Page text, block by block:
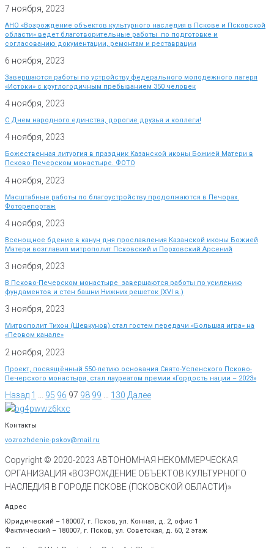
7 ноября, 2023
АНО «Возрождение объектов культурного наследия в Пскове и Псковской
области» ведет благотворительные работы по подготовке и
согласованию документации, ремонтам и реставрации
6 ноября, 2023
Завершаются работы по устройству федерального молодежного лагеря
«Истоки» с круглогодичным пребыванием 350 человек
4 ноября, 2023
С Днем народного единства, дорогие друзья и коллеги!
4 ноября, 2023
Божественная литургия в праздник Казанской иконы Божией Матери в
Псково-Печерском монастыре. ФОТО
4 ноября, 2023
Масштабные работы по благоустройству продолжаются в Печорах.
Фоторепортаж
4 ноября, 2023
Всенощное бдение в канун дня прославления Казанской иконы Божией
Матери возглавил митрополит Псковский и Порховский Арсений
3 ноября, 2023
В Псково-Печерском монастыре завершаются работы по усилению
фундаментов и стен башни Нижних решеток (XVI в.)
3 ноября, 2023
Митрополит Тихон (Шевкунов) стал гостем передачи «Большая игра» на
«Первом канале»
2 ноября, 2023
Проект, посвящённый 550-летию основания Свято-Успенского Псково-
Печерского монастыря, стал лауреатом премии «Гордость нации – 2023»
Назад 1 95 96 97 98 99 130 Далее
Контакты
vozrozhdenie-pskov@mail.ru
Copyright © 2020-2023 АВТОНОМНАЯ НЕКОММЕРЧЕСКАЯ
ОРГАНИЗАЦИЯ «ВОЗРОЖДЕНИЕ ОБЪЕКТОВ КУЛЬТУРНОГО
НАСЛЕДИЯ В ГОРОДЕ ПСКОВЕ (ПСКОВСКОЙ ОБЛАСТИ)»
Адрес
Юридический – 180007, г. Псков, ул. Конная, д. 2, офис 1
Фактический – 180007, г. Псков, ул. Советская, д. 60, 2 этаж